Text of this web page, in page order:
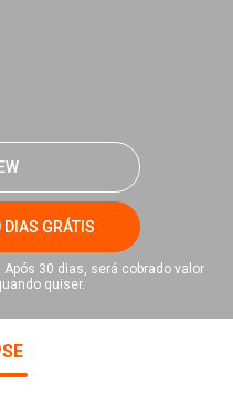
GRÁTIS
30 dias, será cobrado valor
quiser.